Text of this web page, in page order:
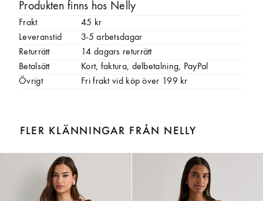
Produkten finns hos Nelly
Frakt
45 kr
Leveranstid
3-5 arbetsdagar
Returrätt
14 dagars returrätt
Betalsätt
Kort, faktura, delbetalning, PayPal
Övrigt
Fri frakt vid köp över 199 kr
FLER KLÄNNINGAR FRÅN NELLY